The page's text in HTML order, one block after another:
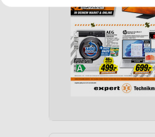
Erstellung von Profilen zur
Verwendung von Profilen zur
Messung der Werbeleistung